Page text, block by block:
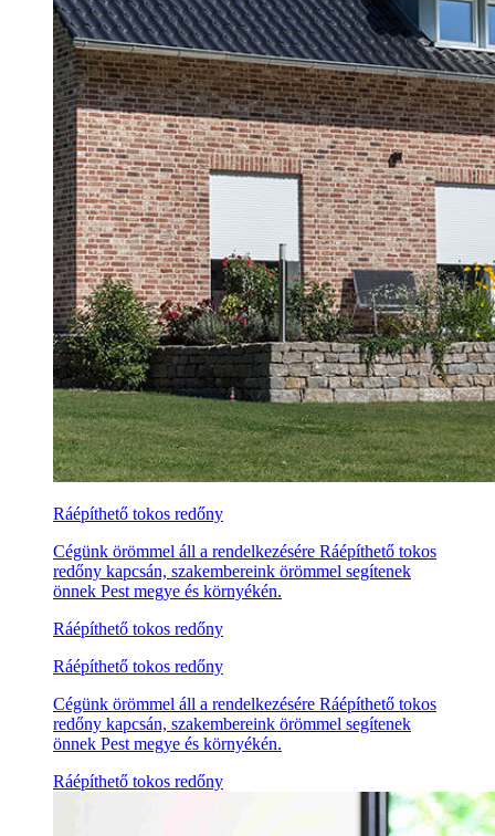
Ráépíthető tokos redőny
Cégünk örömmel áll a rendelkezésére Ráépíthető tokos
redőny kapcsán, szakembereink örömmel segítenek
önnek Pest megye és környékén.
Ráépíthető tokos redőny
Ráépíthető tokos redőny
Cégünk örömmel áll a rendelkezésére Ráépíthető tokos
redőny kapcsán, szakembereink örömmel segítenek
önnek Pest megye és környékén.
Ráépíthető tokos redőny